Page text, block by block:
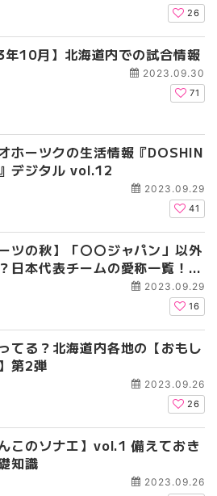
26
年10月】北海道内での試合情報
2023.09.30
71
ホーツクの生活情報『DOSHIN
デジタル vol.12
2023.09.29
41
ツの秋】「〇〇ジャパン」以外
日本代表チームの愛称一覧！ど
2023.09.29
16
てる？北海道内各地の【おもし
第2弾
2023.09.26
26
んこのソナエ】vol.1 備えておき
知識
2023.09.26